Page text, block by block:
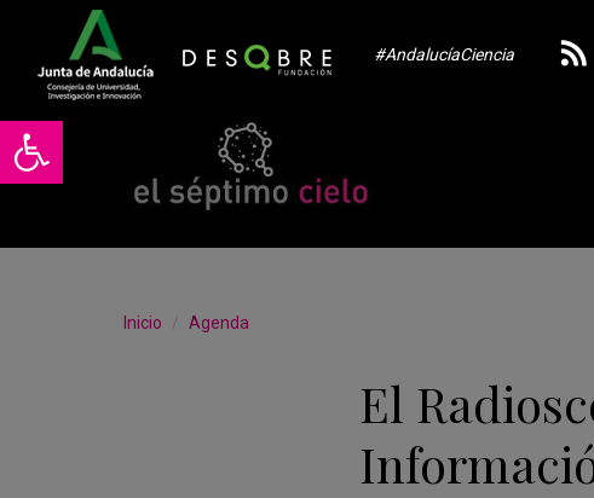
Abrir barra de herramientas
#AndalucíaCiencia
Inicio Agenda
El